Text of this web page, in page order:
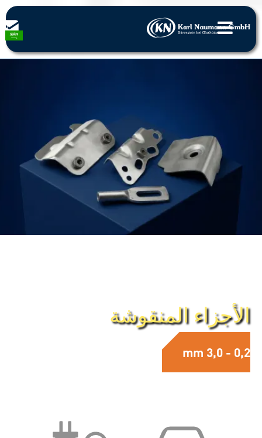
الأجزاء المنقوشة
0,2 - 3,0 mm